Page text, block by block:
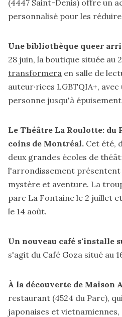
(4447 Saint-Denis) offre un
personnalisé pour les
Une bibliothèque queer
28 juin, la boutique située au
transformera en salle de
auteur·rices LGBTQIA+,
personne jusqu'à
Le Théâtre La Roulotte: du
coins de Montréal. Cet été,
deux grandes écoles de
l'arrondissement présentent
mystère et aventure. La
parc La Fontaine le 2 juillet
le 14 août.
Un nouveau café s'installe
s'agit du Café Goza situé au
À la découverte de Maison
restaurant (4524 du Parc),
japonaises et vietnamiennes,